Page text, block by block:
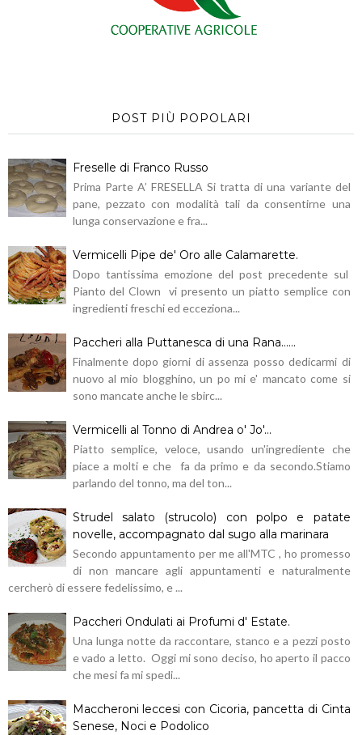
POST PIÙ POPOLARI
Freselle di Franco Russo
Prima Parte A’ FRESELLA Si tratta di una variante del
pane, pezzato con modalità tali da consentirne una
lunga conservazione e fra...
Vermicelli Pipe de' Oro alle Calamarette.
Dopo tantissima emozione del post precedente sul
Pianto del Clown vi presento un piatto semplice con
ingredienti freschi ed ecceziona...
Paccheri alla Puttanesca di una Rana......
Finalmente dopo giorni di assenza posso dedicarmi di
nuovo al mio blogghino, un po mi e' mancato come si
sono mancate anche le sbirc...
Vermicelli al Tonno di Andrea o' Jo'...
Piatto semplice, veloce, usando un'ingrediente che
piace a molti e che fa da primo e da secondo.Stiamo
parlando del tonno, ma del ton...
Strudel salato (strucolo) con polpo e patate
novelle, accompagnato dal sugo alla marinara
Secondo appuntamento per me all'MTC , ho promesso
di non mancare agli appuntamenti e naturalmente
cercherò di essere fedelissimo, e ...
Paccheri Ondulati ai Profumi d' Estate.
Una lunga notte da raccontare, stanco e a pezzi posto
e vado a letto. Oggi mi sono deciso, ho aperto il pacco
che mesi fa mi spedi...
Maccheroni leccesi con Cicoria, pancetta di Cinta
Senese, Noci e Podolico